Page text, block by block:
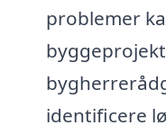
problemer
identificere